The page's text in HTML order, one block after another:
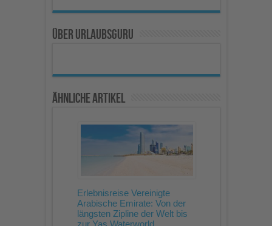
Über Urlaubsguru
Ähnliche Artikel
Erlebnisreise Vereinigte
Arabische Emirate: Von der
längsten Zipline der Welt bis
zur Yas Waterworld